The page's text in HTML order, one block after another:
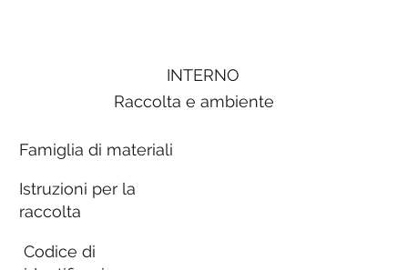
INTERNO
Raccolta e ambiente
Famiglia di materiali
Istruzioni per la
raccolta
Codice di